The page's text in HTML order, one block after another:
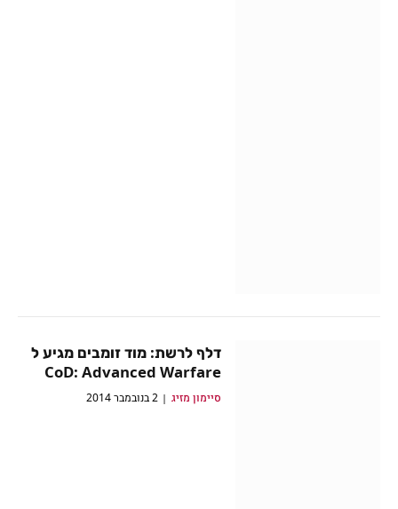
דלף לרשת: מוד זומבים מגיע ל
CoD: Advanced Warfare
סיימון מזיג 2 בנובמבר 2014